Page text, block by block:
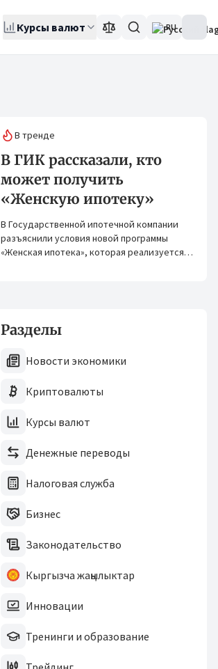
Курсы валют RU
В тренде
В ГИК рассказали, кто
может получить
«Женскую ипотеку»
В Государственной ипотечной компании
разъяснили условия новой программы
«Женская ипотека», которая реализуется
Разделы
Новости экономики
Криптовалюты
Курсы валют
Денежные переводы
Налоговая служба
Бизнес
Законодательство
Кыргызча жаңылыктар
Инновации
Тренинги и образование